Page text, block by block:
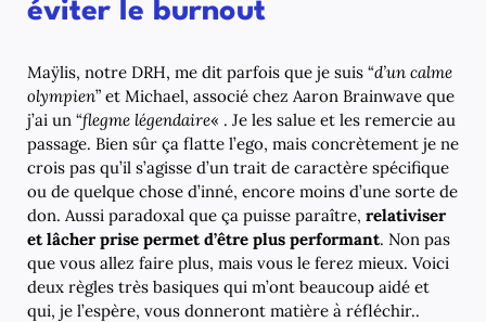
éviter le burnout
Maÿlis, notre DRH, me dit parfois que je suis “d’un calme
olympien” et Michael, associé chez Aaron Brainwave que
j’ai un “flegme légendaire« . Je les salue et les remercie au
passage. Bien sûr ça flatte l’ego, mais concrètement je ne
crois pas qu’il s’agisse d’un trait de caractère spécifique
ou de quelque chose d’inné, encore moins d’une sorte de
don. Aussi paradoxal que ça puisse paraître, relativiser
et lâcher prise permet d’être plus performant. Non pas
que vous allez faire plus, mais vous le ferez mieux. Voici
deux règles très basiques qui m’ont beaucoup aidé et
qui, je l’espère, vous donneront matière à réfléchir..